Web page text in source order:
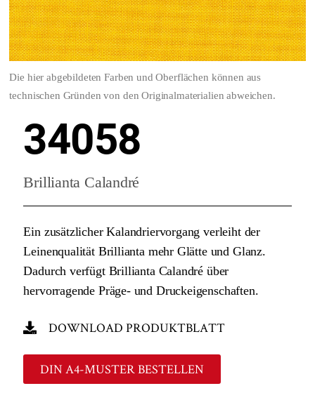
Die hier abgebildeten Farben und Oberflächen können aus
technischen Gründen von den Originalmaterialien abweichen.
34058
Brillianta Calandré
Ein zusätzlicher Kalandriervorgang verleiht der
Leinenqualität Brillianta mehr Glätte und Glanz.
Dadurch verfügt Brillianta Calandré über
hervorragende Präge- und Druckeigenschaften.
DOWNLOAD PRODUKTBLATT
DIN A4-MUSTER BESTELLEN